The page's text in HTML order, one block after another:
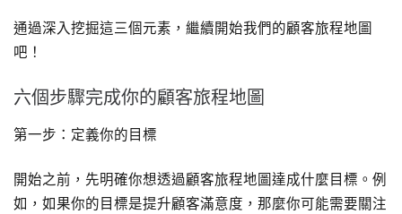
通過深入挖掘這三個元素，繼續開始我們的顧客旅程地圖
吧！
六個步驟完成你的顧客旅程地圖
第一步：定義你的目標
開始之前，先明確你想透過顧客旅程地圖達成什麼目標。例
如，如果你的目標是提升顧客滿意度，那麼你可能需要關注